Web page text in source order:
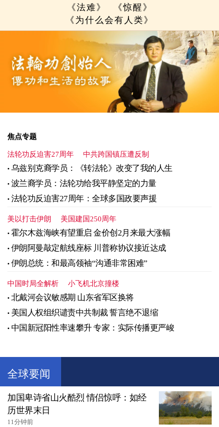
《法难》
《惊醒》
《为什么会有人类》
焦点专题
法轮功反迫害27周年 中共跨国镇压遭反制
乌兹别克裔学员：《转法轮》改变了我的人生
波兰裔学员：法轮功给我平静坚定的力量
法轮功反迫害27周年：全球多国政要声援
美以打击伊朗 美国建国250周年
霍尔木兹海峡有望重启 金价创2月来最大涨幅
伊朗阿曼敲定航线座标 川普称协议接近达成
伊朗总统：和最高领袖“沟通非常困难”
中国时局全解析 小飞机北京撞楼
北戴河会议敏感期 山东省军区换将
美国人权组织谴责中共制裁 誓言绝不退缩
中国新冠阳性率速攀升 专家：实际传播更严峻
全球要闻
加国卑诗省山火酷烈 情侣惊呼：如经
历世界末日
11分钟前